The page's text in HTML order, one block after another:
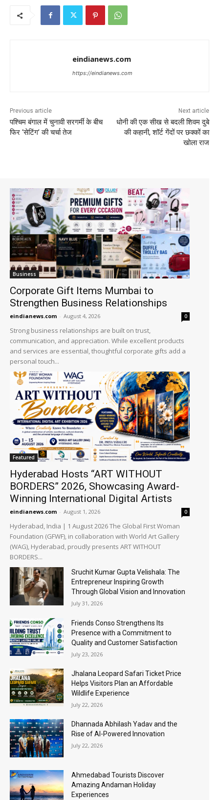
eindianews.com
https://eindianews.com
Previous article
पश्चिम बंगाल में चुनावी सरगर्मी के बीच
फिर ‘सेटिंग’ की चर्चा तेज
Next article
धोनी की एक सीख से बदली शिवम दुबे
की कहानी, शॉर्ट गेंदों पर छक्कों का
खोला राज
Business
Corporate Gift Items Mumbai to
Strengthen Business Relationships
eindianews.com - August 4, 2026 0
Strong business relationships are built on trust,
communication, and appreciation. While excellent products
and services are essential, thoughtful corporate gifts add a
personal touch...
Featured
Hyderabad Hosts “ART WITHOUT
BORDERS” 2026, Showcasing Award-
Winning International Digital Artists
eindianews.com - August 1, 2026 0
Hyderabad, India | 1 August 2026 The Global First Woman
Foundation (GFWF), in collaboration with World Art Gallery
(WAG), Hyderabad, proudly presents ART WITHOUT
BORDERS...
Sruchit Kumar Gupta Velishala: The
Entrepreneur Inspiring Growth
Through Global Vision and Innovation
July 31, 2026
Friends Conso Strengthens Its
Presence with a Commitment to
Quality and Customer Satisfaction
July 23, 2026
Jhalana Leopard Safari Ticket Price
Helps Visitors Plan an Affordable
Wildlife Experience
July 22, 2026
Dhannada Abhilash Yadav and the
Rise of AI-Powered Innovation
July 22, 2026
Ahmedabad Tourists Discover
Amazing Andaman Holiday
Experiences